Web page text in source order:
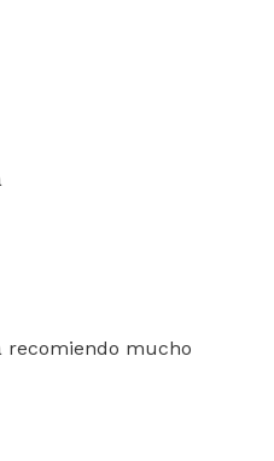
recomiendo mucho